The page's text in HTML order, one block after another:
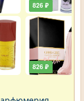
826 ₽
826 ₽